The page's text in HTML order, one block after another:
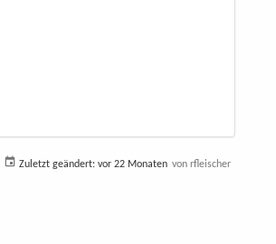
Zuletzt geändert: vor 22 Monaten von rfleischer